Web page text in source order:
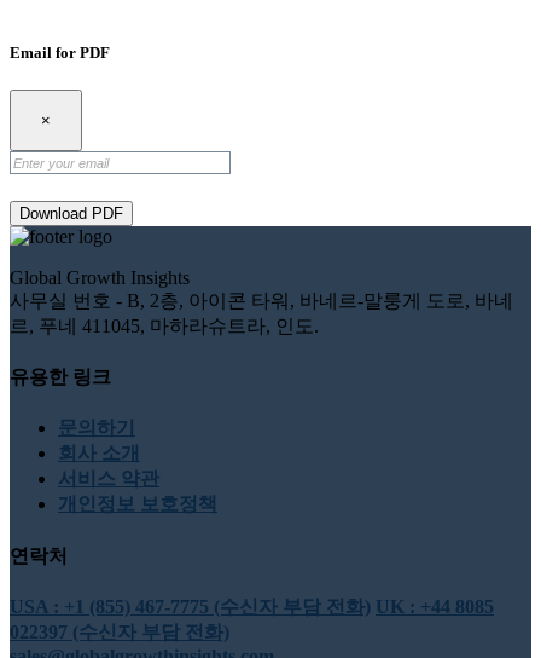
Email for PDF
×
Download PDF
Global Growth Insights
사무실 번호 - B, 2층, 아이콘 타워, 바네르-말룽게 도로, 바네
르, 푸네 411045, 마하라슈트라, 인도.
유용한 링크
문의하기
회사 소개
서비스 약관
개인정보 보호정책
연락처
USA : +1 (855) 467-7775 (수신자 부담 전화) UK : +44 8085
022397 (수신자 부담 전화)